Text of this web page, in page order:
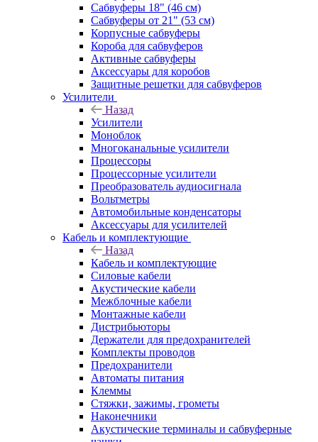
Сабвуферы 18" (46 см)
Сабвуферы от 21" (53 см)
Корпусные сабвуферы
Короба для сабвуферов
Активные сабвуферы
Аксессуары для коробов
Защитные решетки для сабвуферов
Усилители
Назад
Усилители
Моноблок
Многоканальные усилители
Процессоры
Процессорные усилители
Преобразователь аудиосигнала
Вольтметры
Автомобильные конденсаторы
Аксессуары для усилителей
Кабель и комплектующие
Назад
Кабель и комплектующие
Силовые кабели
Акустические кабели
Межблочные кабели
Монтажные кабели
Дистрибьюторы
Держатели для предохранителей
Комплекты проводов
Предохранители
Автоматы питания
Клеммы
Стяжки, зажимы, грометы
Наконечники
Акустические терминалы и сабвуферные